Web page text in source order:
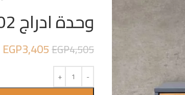
وحدة ادراج NGO02
EGP4,505
EGP3,405